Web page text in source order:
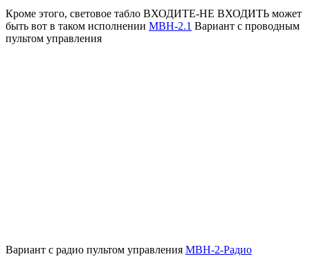
Кроме этого, световое табло ВХОДИТЕ-НЕ ВХОДИТЬ может
быть вот в таком исполнении МВН-2.1 Вариант с проводным
пультом управления
Вариант с радио пультом управления МВН-2-Радио